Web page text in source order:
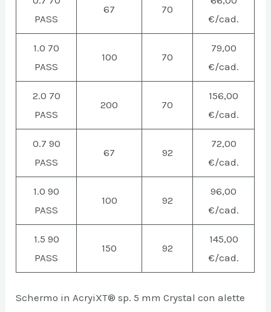
PASS
67 70
€/cad.
1.0 70
PASS
100 70
79,00
€/cad.
2.0 70
PASS
200 70
156,00
€/cad.
0.7 90
PASS
67 92
72,00
€/cad.
1.0 90
PASS
100 92
96,00
€/cad.
1.5 90
PASS
150 92
145,00
€/cad.
Schermo in AcryiXT® sp. 5 mm Crystal con alette